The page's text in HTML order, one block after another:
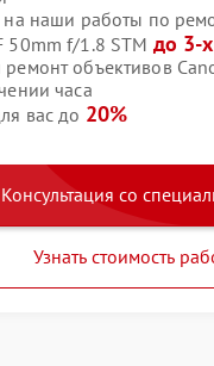
на наши работы по
50mm f/1.8 STM до 3-
объективов
часа
вас до 20%
Консультация со
Узнать стоимость